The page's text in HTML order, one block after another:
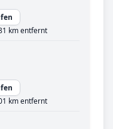
km entfernt
km entfernt